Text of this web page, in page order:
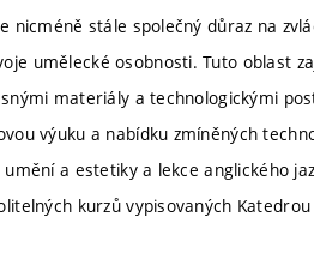
nicméně stále společný důraz na
umělecké osobnosti. Tuto oblast
materiály a technologickými
výuku a nabídku zmíněných
a estetiky a lekce anglického
kurzů vypisovaných